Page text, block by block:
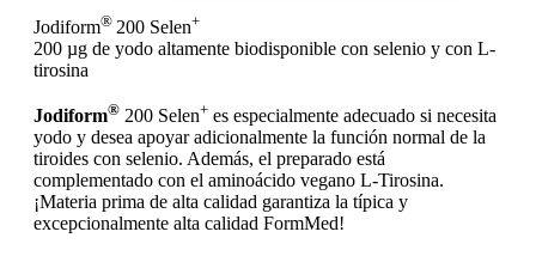
Jodiform® 200 Selen+
200 µg de yodo altamente biodisponible con selenio y con L-
tirosina
Jodiform® 200 Selen+ es especialmente adecuado si necesita
yodo y desea apoyar adicionalmente la función normal de la
tiroides con selenio. Además, el preparado está
complementado con el aminoácido vegano L-Tirosina.
¡Materia prima de alta calidad garantiza la típica y
excepcionalmente alta calidad FormMed!